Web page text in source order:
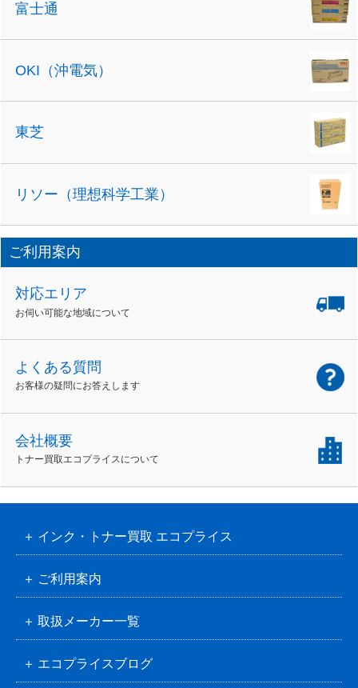
富士通
OKI（沖電気）
東芝
リソー（理想科学工業）
ご利用案内
対応エリア
お伺い可能な地域について
よくある質問
お客様の疑問にお答えします
会社概要
トナー買取エコプライスについて
インク・トナー買取 エコプライス
ご利用案内
取扱メーカー一覧
エコプライスブログ